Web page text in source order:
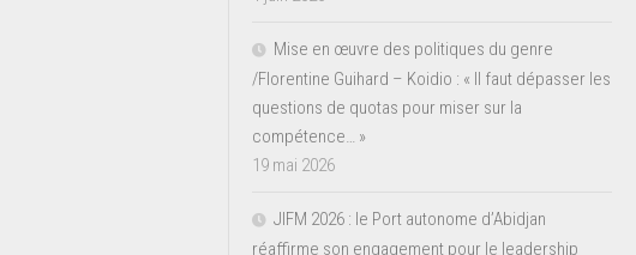
Mise en œuvre des politiques du genre
/Florentine Guihard – Koidio : « Il faut dépasser les
questions de quotas pour miser sur la
compétence… »
19 mai 2026
JIFM 2026 : le Port autonome d’Abidjan
réaffirme son engagement pour le leadership